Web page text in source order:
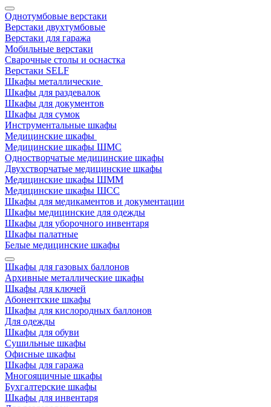
Однотумбовые верстаки
Верстаки двухтумбовые
Верстаки для гаража
Мобильные верстаки
Сварочные столы и оснастка
Верстаки SELF
Шкафы металлические
Шкафы для раздевалок
Шкафы для документов
Шкафы для сумок
Инструментальные шкафы
Медицинские шкафы
Медицинские шкафы ШМС
Одностворчатые медицинские шкафы
Двухстворчатые медицинские шкафы
Медицинские шкафы ШММ
Медицинские шкафы ШСС
Шкафы для медикаментов и документации
Шкафы медицинские для одежды
Шкафы для уборочного инвентаря
Шкафы палатные
Белые медицинские шкафы
Шкафы для газовых баллонов
Архивные металлические шкафы
Шкафы для ключей
Абонентские шкафы
Шкафы для кислородных баллонов
Для одежды
Шкафы для обуви
Сушильные шкафы
Офисные шкафы
Шкафы для гаража
Многоящичные шкафы
Бухгалтерские шкафы
Шкафы для инвентаря